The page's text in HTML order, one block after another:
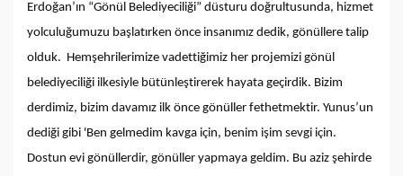
Erdoğan’ın “Gönül Belediyeciliği” düsturu doğrultusunda, hizmet
yolculuğumuzu başlatırken önce insanımız dedik, gönüllere talip
olduk. Hemşehrilerimize vadettiğimiz her projemizi gönül
belediyeciliği ilkesiyle bütünleştirerek hayata geçirdik. Bizim
derdimiz, bizim davamız ilk önce gönüller fethetmektir. Yunus’un
dediği gibi 'Ben gelmedim kavga için, benim işim sevgi için.
Dostun evi gönüllerdir, gönüller yapmaya geldim. Bu aziz şehirde